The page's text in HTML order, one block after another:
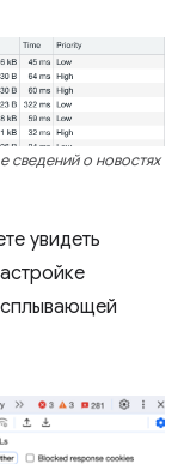
сведений о новостях
увидеть